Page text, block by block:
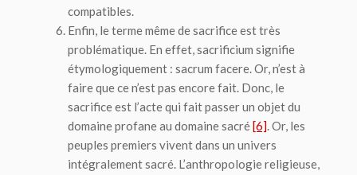
compatibles.
Enfin, le terme même de sacrifice est très
problématique. En effet,sacrificium signifie
étymologiquement : sacrum facere. Or, n’est à
faire que ce n’est pas encore fait. Donc, le
sacrifice est l’acte qui fait passer un objet du
domaine profane au domaine sacré[6]. Or, les
peuples premiers vivent dans un univers
intégralement sacré. L’anthropologie religieuse,